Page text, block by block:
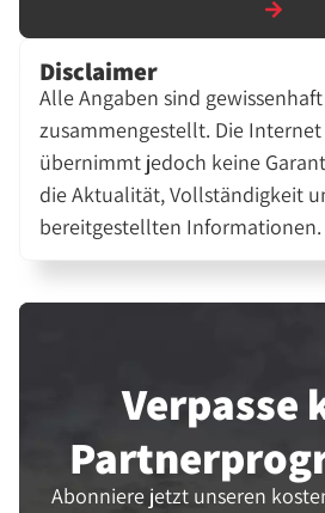
Disclaimer
Alle Angaben sind
zusammengestellt. Die Internet
übernimmt jedoch keine
die Aktualität, Vollständigkeit
bereitgestellten Informationen.
Verpasse
Abonniere jetzt unseren